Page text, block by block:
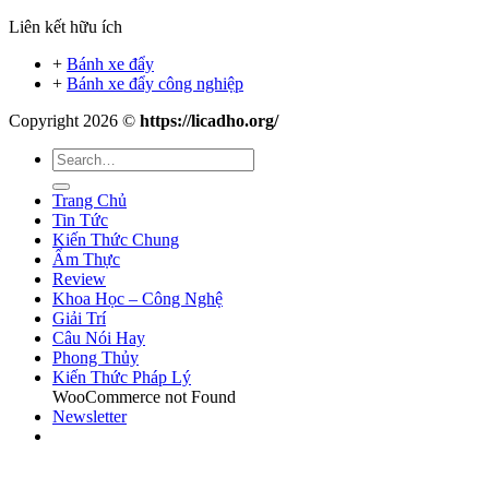
Liên kết hữu ích
+ Bánh xe đẩy
+ Bánh xe đẩy công nghiệp
Copyright 2026 © https://licadho.org/
Trang Chủ
Tin Tức
Kiến Thức Chung
Ẩm Thực
Review
Khoa Học – Công Nghệ
Giải Trí
Câu Nói Hay
Phong Thủy
Kiến Thức Pháp Lý
WooCommerce not Found
Newsletter